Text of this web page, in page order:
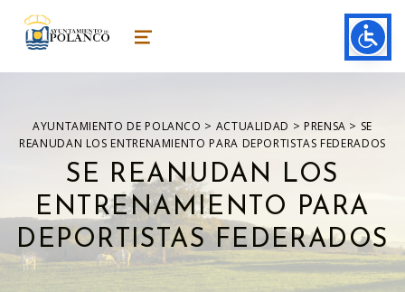
ayuntamiento de polanco
AYUNTAMIENTO DE POLANCO MENU
AYUNTAMIENTO DE POLANCO > ACTUALIDAD > PRENSA > SE
REANUDAN LOS ENTRENAMIENTO PARA DEPORTISTAS FEDERADOS
SE REANUDAN LOS
ENTRENAMIENTO PARA
DEPORTISTAS FEDERADOS